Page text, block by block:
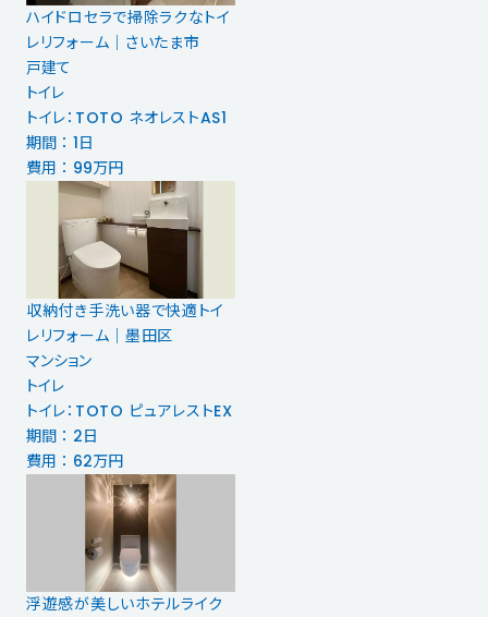
ハイドロセラで掃除ラクなトイ
レリフォーム｜さいたま市
戸建て
トイレ
トイレ：TOTO ネオレストAS1
期間 ： 1日
費用 ： 99万円
収納付き手洗い器で快適トイ
レリフォーム｜墨田区
マンション
トイレ
トイレ：TOTO ピュアレストEX
期間 ： 2日
費用 ： 62万円
浮遊感が美しいホテルライク